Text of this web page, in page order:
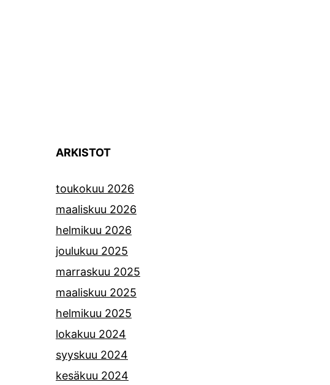
ARKISTOT
toukokuu 2026
maaliskuu 2026
helmikuu 2026
joulukuu 2025
marraskuu 2025
maaliskuu 2025
helmikuu 2025
lokakuu 2024
syyskuu 2024
kesäkuu 2024